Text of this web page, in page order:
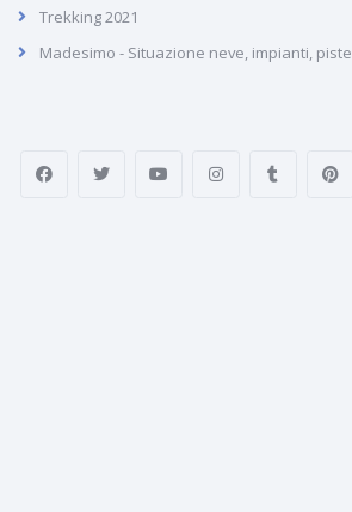
Trekking 2021
Madesimo - Situazione neve, impianti, piste